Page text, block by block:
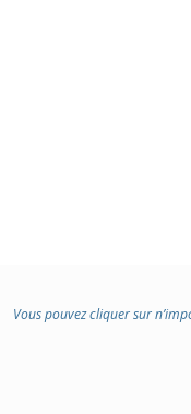
Vous pouvez cliquer sur